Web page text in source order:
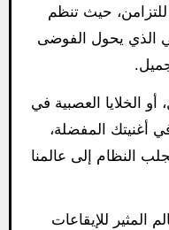
حيث تنظم
الذي يحول الفوضى
الخلايا العصبية في
أغنيتك المفضلة،
النظام إلى عالمنا
المثير للإيقاعات